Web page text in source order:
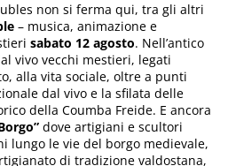
non si ferma qui, tra gli altri
– musica, animazione e
sabato 12 agosto. Nell’antico
vivo vecchi mestieri, legati
alla vita sociale, oltre a punti
dal vivo e la sfilata delle
della Coumba Freide. E ancora
dove artigiani e scultori
lungo le vie del borgo medievale,
di tradizione valdostana,